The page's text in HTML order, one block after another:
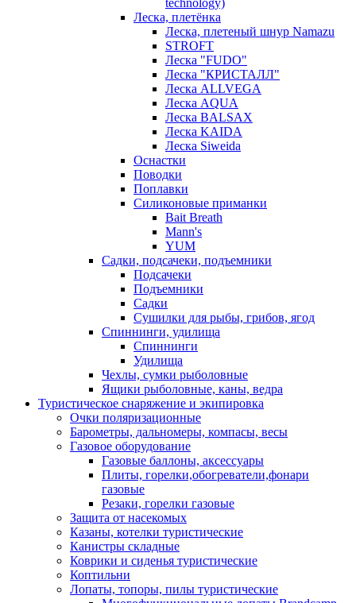
technology)
Леска, плетёнка
Леска, плетеный шнур Namazu
STROFT
Леска "FUDO"
Леска "КРИСТАЛЛ"
Леска ALLVEGA
Леска AQUA
Леска BALSAX
Леска KAIDA
Леска Siweida
Оснастки
Поводки
Поплавки
Силиконовые приманки
Bait Breath
Mann's
YUM
Садки, подсачеки, подъемники
Подсачеки
Подъемники
Садки
Сушилки для рыбы, грибов, ягод
Спиннинги, удилища
Спиннинги
Удилища
Чехлы, сумки рыболовные
Ящики рыболовные, каны, ведра
Туристическое снаряжение и экипировка
Очки поляризационные
Барометры, дальномеры, компасы, весы
Газовое оборудование
Газовые баллоны, аксессуары
Плиты, горелки,обогреватели,фонари
газовые
Резаки, горелки газовые
Защита от насекомых
Казаны, котелки туристические
Канистры складные
Коврики и сиденья туристические
Коптильни
Лопаты, топоры, пилы туристические